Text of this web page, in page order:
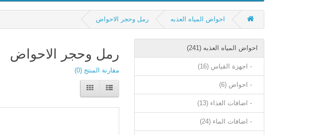
احواض المياه العذبه رمل وحجر الاحواض
احواض المياه العذبه (241)
- اجهزة القياس (16)
- احواض (6)
- اضافات الغذاء (13)
- اضافات الماء (24)
رمل وحجر الاحواض
مقارنة المنتج (0)